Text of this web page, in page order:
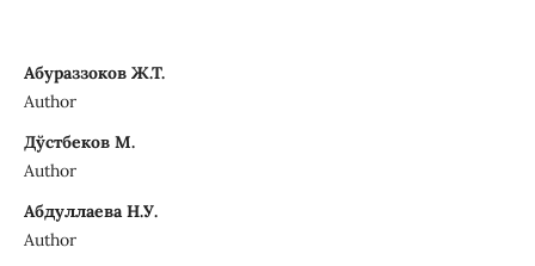
Aбураззоков Ж.Т.
Author
Дўстбеков M.
Author
Aбдуллаева Н.У.
Author